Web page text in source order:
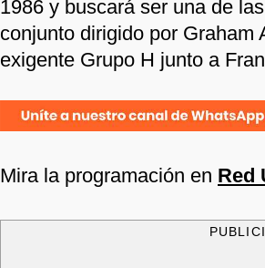
1986 y buscará ser una de
conjunto dirigido por Graham
exigente Grupo H junto a
Mira la programación en Red